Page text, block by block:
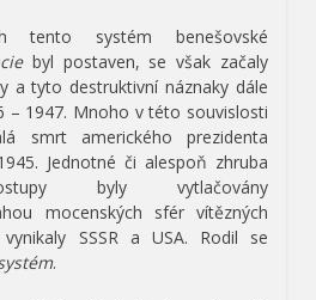
tento systém benešovské
byl postaven, se však začaly
a tyto destruktivní náznaky dále
– 1947. Mnoho v této souvislosti
smrt amerického prezidenta
Jednotné či alespoň zhruba
byly vytlačovány
mocenských sfér vítězných
SSSR a USA. Rodil se
.